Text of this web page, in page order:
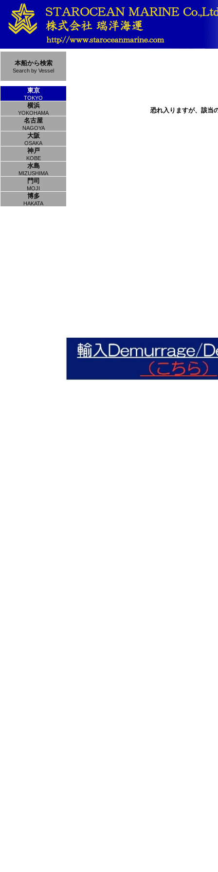
本船から検索
Search by Vessel
東京
TOKYO
横浜
YOKOHAMA
名古屋
NAGOYA
大阪
OSAKA
神戸
KOBE
水島
MIZUSHIMA
門司
MOJI
博多
HAKATA
恐れ入りますが、該当